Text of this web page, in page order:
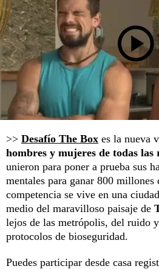
>> Desafío The Box es la nueva
hombres y mujeres de todas las
unieron para poner a prueba sus
mentales para ganar 800 millones
competencia se vive en una
medio del maravilloso paisaje de
lejos de las metrópolis, del ruido
protocolos de bioseguridad.
Puedes participar desde casa